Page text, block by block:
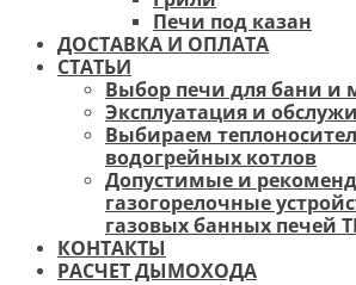
Печи под казан
ДОСТАВКА И ОПЛАТА
СТАТЬИ
Выбор печи для бани и
Эксплуатация и
Выбираем
водогрейных котлов
Допустимые и
газогорелочные
газовых банных печей
КОНТАКТЫ
РАСЧЕТ ДЫМОХОДА